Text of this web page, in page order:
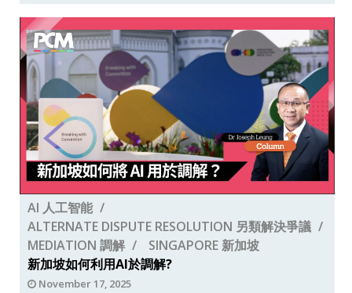
AI 人工智能
ALTERNATE DISPUTE RESOLUTION 另類解決爭議
MEDIATION 調解
SINGAPORE 新加坡
新加坡如何利用AI於調解?
November 17, 2025